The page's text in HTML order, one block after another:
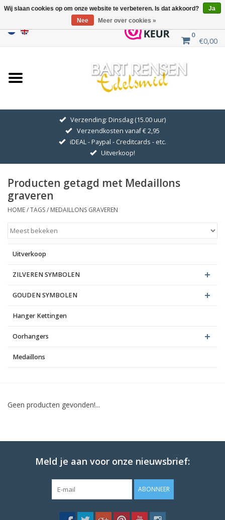
0
€0,00
Home
Uitverkoop
GOUDEN SYMBOLEN
Hanger Kettingen
Oorhangers
Verzending: Dinsdag (15.00 uur)
Verzendkosten vanaf € 2,95
iDEAL - Paypal - Creditcards - etc.
Uitverkoop!
Producten getagd met Medaillons
graveren
HOME/TAGS/ MEDAILLONS GRAVEREN
Uitverkoop
ZILVEREN SYMBOLEN
GOUDEN SYMBOLEN
Hanger Kettingen
Oorhangers
Medaillons
Geen producten gevonden!...
Meld je aan voor onze nieuwsbrief:
ABONNEER
Wij slaan cookies op om onze website te verbeteren. Is dat akkoord?
Ja
Nee
Meer over cookies »